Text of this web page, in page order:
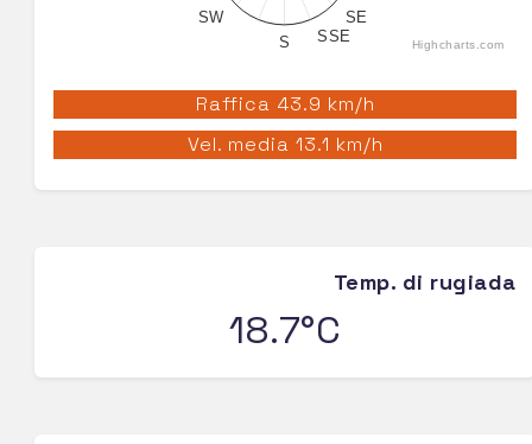
SE
SSE
S
SW
Highcharts.com
Raffica 43.9 km/h
Vel. media 13.1 km/h
Temp. di rugiada
18.7°C